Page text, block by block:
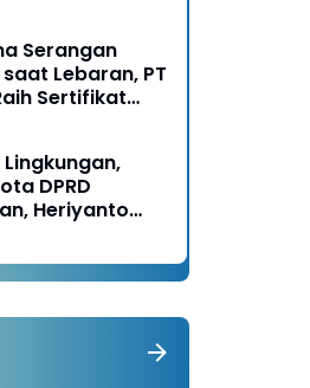
Serangan
Lebaran, PT
Sertifikat
Madiun
DPRD
Heriyanto
100 Pohon
Tanam 1000